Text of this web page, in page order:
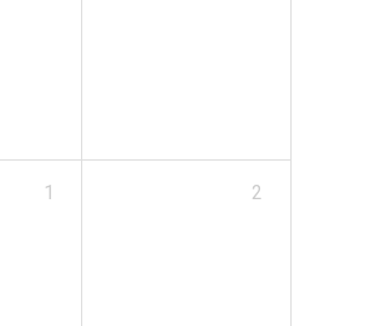
1 2